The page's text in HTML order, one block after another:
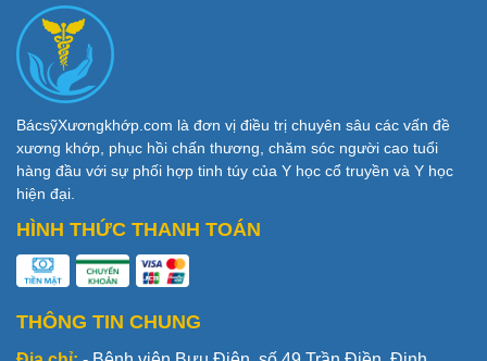
BácsỹXươngkhớp.com là đơn vị điều trị chuyên sâu các vấn đề
xương khớp, phục hồi chấn thương, chăm sóc người cao tuổi
hàng đầu với sự phối hợp tinh túy của Y học cổ truyền và Y học
hiện đại.
HÌNH THỨC THANH TOÁN
THÔNG TIN CHUNG